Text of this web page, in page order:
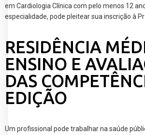
em Cardiologia Clínica com pelo menos 12
especialidade, pode pleitear sua inscrição à
RESIDÊNCIA
ENSINO E
DAS
EDIÇÃO
Um profissional pode trabalhar na saúde